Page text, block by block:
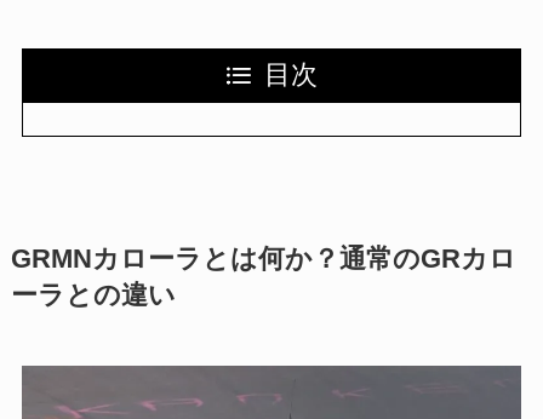
目次
GRMNカローラとは何か？通常のGRカロ
ーラとの違い